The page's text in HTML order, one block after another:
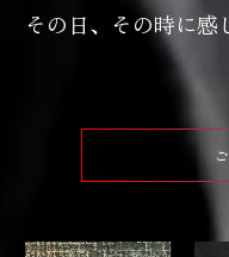
その日、その時に感